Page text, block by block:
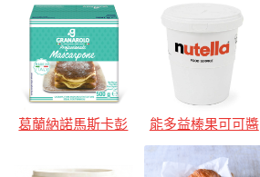
葛蘭納諾馬斯卡彭 能多益榛果可可醬